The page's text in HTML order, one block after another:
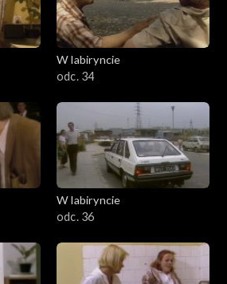
W labiryncie
odc. 34
W labiryncie
odc. 36